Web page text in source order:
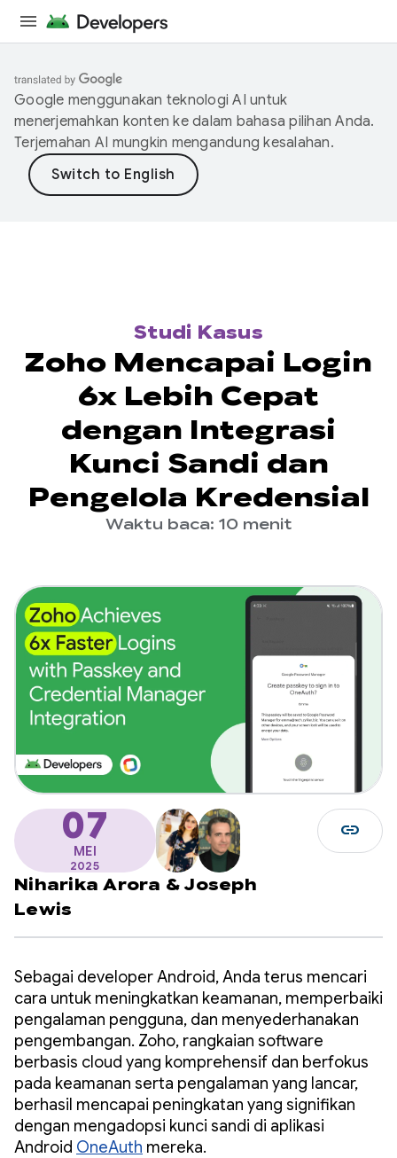
Google menggunakan teknologi AI untuk
menerjemahkan konten ke dalam bahasa pilihan Anda.
Terjemahan AI mungkin mengandung kesalahan.
Studi Kasus
Zoho Mencapai Login
6x Lebih Cepat
dengan Integrasi
Kunci Sandi dan
Pengelola Kredensial
Waktu baca: 10 menit
07
MEI
2025
Niharika Arora &Joseph
Lewis
link
Sebagai developer Android, Anda terus mencari
cara untuk meningkatkan keamanan, memperbaiki
pengalaman pengguna, dan menyederhanakan
pengembangan. Zoho, rangkaian software
berbasis cloud yang komprehensif dan berfokus
pada keamanan serta pengalaman yang lancar,
berhasil mencapai peningkatan yang signifikan
dengan mengadopsi kunci sandi di aplikasi
Android OneAuth mereka.